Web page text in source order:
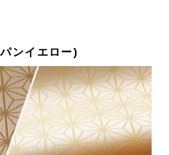
ンイエロー)